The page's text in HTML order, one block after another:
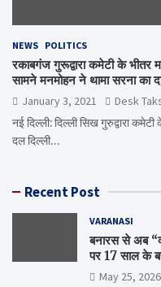
NEWS POLITICS
रकाबगंज गुरूद्वारा कमेटी के
सामने मनमोहन ने थामा सरना का
January 3, 2021
Desk
नई दिल्ली: दिल्ली सिख गुरुद्वारा
दल दिल्ली…
Recent Post
VARANASI
बनारस से अब
पर 17 साल के
May 25, 2026